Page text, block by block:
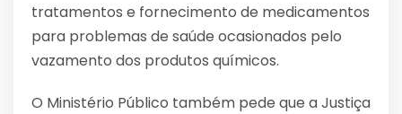
tratamentos e fornecimento de medicamentos
para problemas de saúde ocasionados pelo
vazamento dos produtos químicos.
O Ministério Público também pede que a Justiça